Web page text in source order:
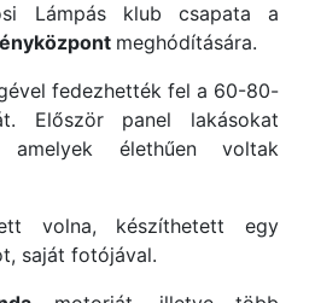
Lámpás klub csapata a
meghódítására.
fedezhették fel a 60-80-
Először panel lakásokat
amelyek élethűen voltak
volna, készíthetett egy
saját fotójával.